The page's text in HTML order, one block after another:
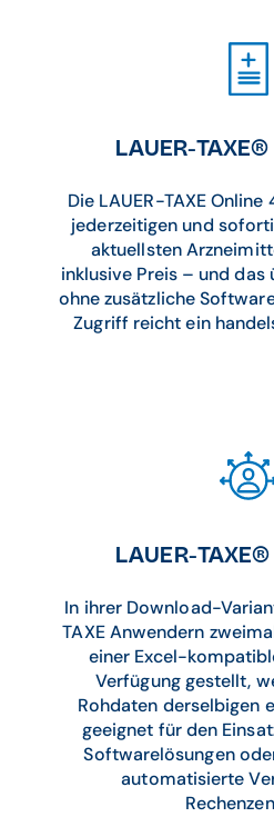
LAUER-
Die LAUER-TAXE
jederzeitigen und
aktuellsten
inklusive Preis – und das
ohne zusätzliche
Zugriff reicht ein
LAUER-
In ihrer Download-
TAXE Anwendern
einer Excel-
Verfügung gestellt,
Rohdaten derselbigen
geeignet für den
Softwarelösungen
automatisierte